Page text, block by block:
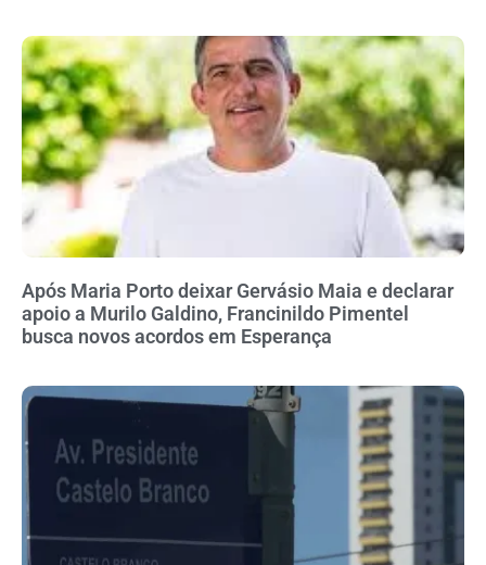
Após Maria Porto deixar Gervásio Maia e declarar
apoio a Murilo Galdino, Francinildo Pimentel
busca novos acordos em Esperança